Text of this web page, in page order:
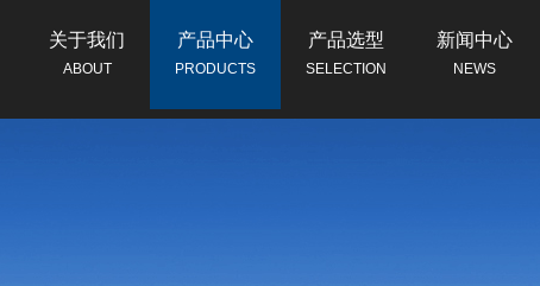
关于我们
ABOUT
产品中心
PRODUCTS
产品选型
SELECTION
新闻中心
NEWS